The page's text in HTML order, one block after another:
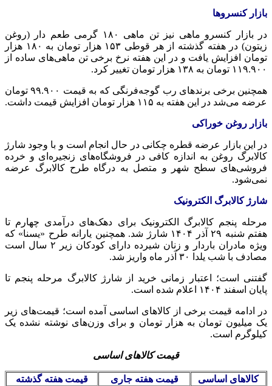
بازار کنسروها
در بازار کنسرو ماهی نیز تن ماهی ۱۸۰ گرمی طعم دار (روغن
زیتون) در هفته گذشته از هر قوطی ۱۵۳ هزار تومان به ۱۸۰ هزار
تومان افزایش یافت و در این هفته نرخ برخی تن ماهی‌های ساده از
۱۱۹.۹۰۰ تومان به ۱۳۸ هزار تومان تغییر کرد.
همچنین برخی برندهای رب گوجه‌فرنگی که به قیمت ۹۹.۹۰۰ تومان
عرضه می‌شد در این هفته به ۱۱۵ هزار تومان افزایش قیمت داشت.
بازار روغن خوراکی
در این بازار عرضه قطره چکانی در حال انجام است و با وجود شارژ
کالابرگ روغن به اندازه کافی در فروشگاه‌های زنجیره‌ای و خرده
فروشی‌های سطح شهر و متصل به درگاه طرح کالابرگ عرضه
نمی‌شود.
شارژ کالابرگ الکترونیک
مرحله پنجم کالابرگ الکترونیک برای دهک‌های درآمدی چهارم تا
هفتم شنبه ۲۹ آذر ۱۴۰۴ شارژ شد. همچنین یارانه طرح «
یسنا» که
ویژه مادران باردار و زنان شیرده دارای کودکان زیر ۲ سال است
مصادف با شب یلدا ۳۰ آذر ماه واریز شد.
گفتنی است؛ اعتبار زمانی خرید از شارژ کالابرگ مرحله پنجم تا
پایان اسفند ۱۴۰۴ اعلام شده است.
در ادامه قیمت برخی از کالاهای اساسی آمده است؛ قیمت‌های زیر
یک میلیون تومان به هزار تومان و برای وزن‌های نوشته نشده یک
کیلوگرم است.
قیمت کالاهای اساسی
کالاهای اساسی قیمت هفته جاری قیمت هفته گذشته